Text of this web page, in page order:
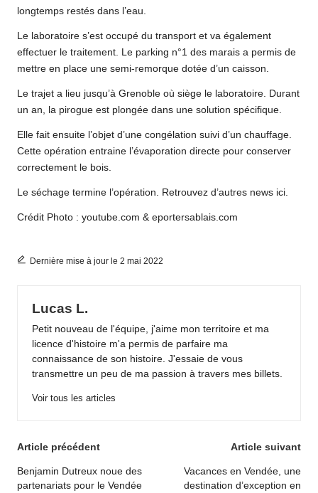
longtemps restés dans l’eau.
Le laboratoire s’est occupé du transport et va également
effectuer le traitement. Le parking n°1 des marais a permis de
mettre en place une semi-remorque dotée d’un caisson.
Le trajet a lieu jusqu’à Grenoble où siège le laboratoire. Durant
un an, la pirogue est plongée dans une solution spécifique.
Elle fait ensuite l’objet d’une congélation suivi d’un chauffage.
Cette opération entraine l’évaporation directe pour conserver
correctement le bois.
Le séchage termine l’opération. Retrouvez d’autres news ici.
Crédit Photo : youtube.com & eportersablais.com
Dernière mise à jour le 2 mai 2022
Lucas L.
Petit nouveau de l'équipe, j'aime mon territoire et ma
licence d'histoire m'a permis de parfaire ma
connaissance de son histoire. J'essaie de vous
transmettre un peu de ma passion à travers mes billets.
Voir tous les articles
Post
navigation
Article précédent
Benjamin Dutreux noue des
partenariats pour le Vendée
Article suivant
Vacances en Vendée, une
destination d’exception en